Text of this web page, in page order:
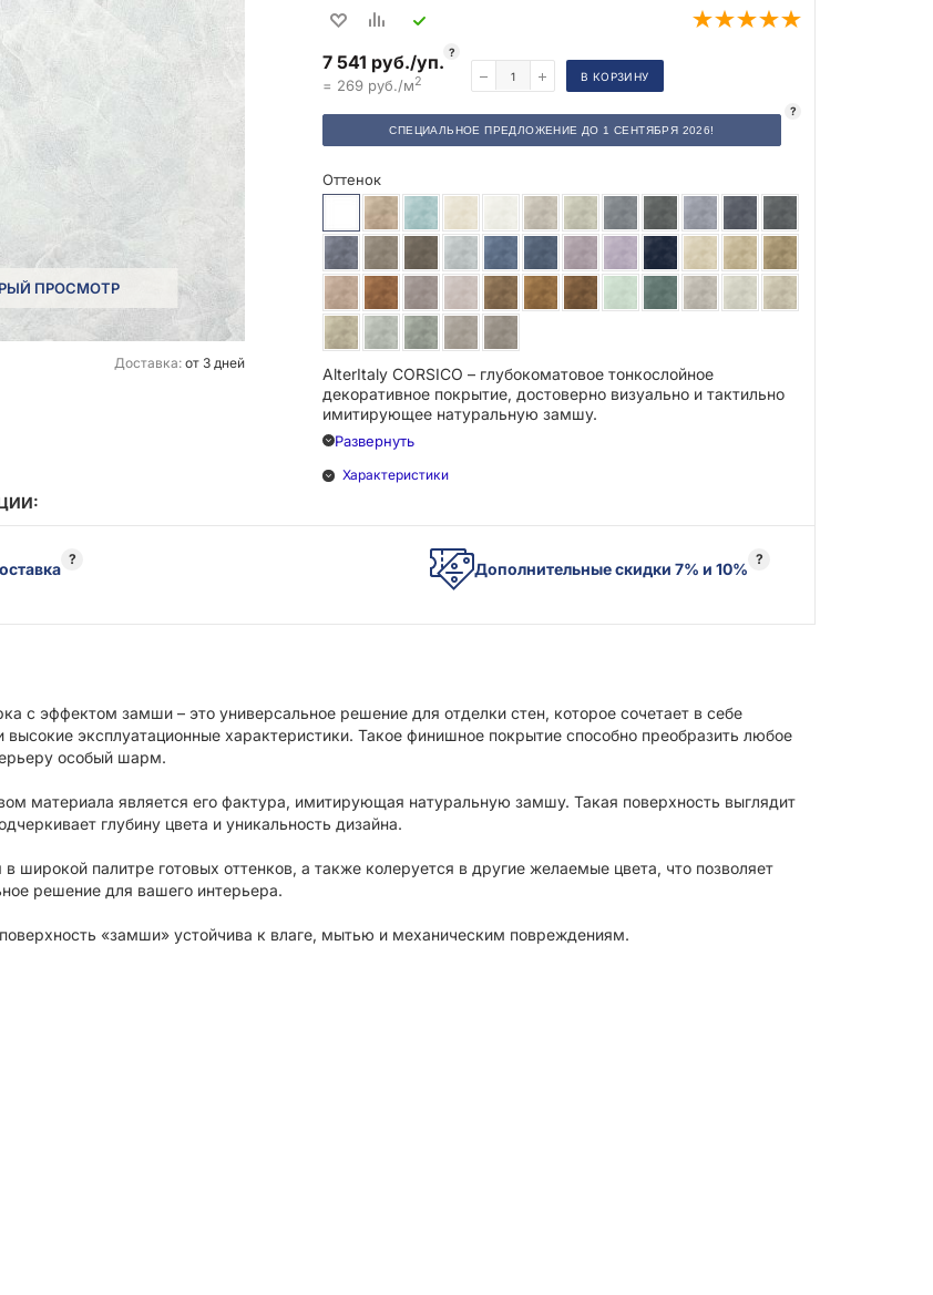
ПРОСМОТР
Доставка: от 3 дней
7 541 руб./уп. ?
= 269 руб./м2 В КОРЗИНУ
СПЕЦИАЛЬНОЕ ПРЕДЛОЖЕНИЕ ДО 1 СЕНТЯБРЯ 2026!
?
Оттенок
AlterItaly CORSICO – глубокоматовое тонкослойное
декоративное покрытие, достоверно визуально и тактильно
имитирующее натуральную замшу.
Ультрамодный эффект «soft-touch» («софт тач» – мягкий на
ощупь) и бархатистая матовость покрытия CORSICO
Поверхность с CORSICO легко моется, отличается
Развернуть
Характеристики
?
Дополнительные скидки 7% и 10%
?
с эффектом замши – это универсальное решение для отделки стен, которое сочетает в себе
эксплуатационные характеристики. Такое финишное покрытие способно преобразить любое
особый шарм.
материала является его фактура, имитирующая натуральную замшу. Такая поверхность выглядит
глубину цвета и уникальность дизайна.
широкой палитре готовых оттенков, а также колеруется в другие желаемые цвета, что позволяет
решение для вашего интерьера.
«замши» устойчива к влаге, мытью и механическим повреждениям.